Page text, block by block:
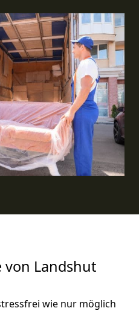
von Landshut
wie nur möglich